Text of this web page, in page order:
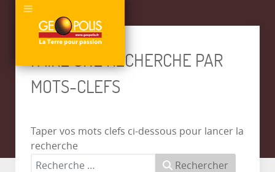
FAIRE UNE RECHERCHE PAR
MOTS-CLEFS
Taper vos mots clefs ci-dessous pour lancer la
recherche
Rechercher